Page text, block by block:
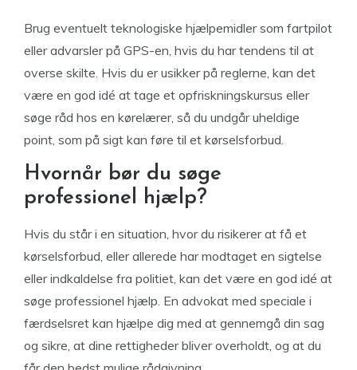
Brug eventuelt teknologiske hjælpemidler som fartpilot
eller advarsler på GPS-en, hvis du har tendens til at
overse skilte. Hvis du er usikker på reglerne, kan det
være en god idé at tage et opfriskningskursus eller
søge råd hos en kørelærer, så du undgår uheldige
point, som på sigt kan føre til et kørselsforbud.
Hvornår bør du søge
professionel hjælp?
Hvis du står i en situation, hvor du risikerer at få et
kørselsforbud, eller allerede har modtaget en sigtelse
eller indkaldelse fra politiet, kan det være en god idé at
søge professionel hjælp. En advokat med speciale i
færdselsret kan hjælpe dig med at gennemgå din sag
og sikre, at dine rettigheder bliver overholdt, og at du